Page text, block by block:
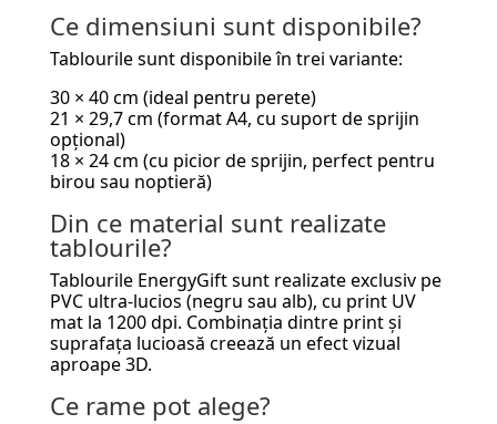
Ce dimensiuni sunt disponibile?
Tablourile sunt disponibile în trei variante:
30 × 40 cm (ideal pentru perete)
21 × 29,7 cm (format A4, cu suport de sprijin
opțional)
18 × 24 cm (cu picior de sprijin, perfect pentru
birou sau noptieră)
Din ce material sunt realizate
tablourile?
Tablourile EnergyGift sunt realizate exclusiv pe
PVC ultra-lucios (negru sau alb), cu print UV
mat la 1200 dpi. Combinația dintre print și
suprafața lucioasă creează un efect vizual
aproape 3D.
Ce rame pot alege?